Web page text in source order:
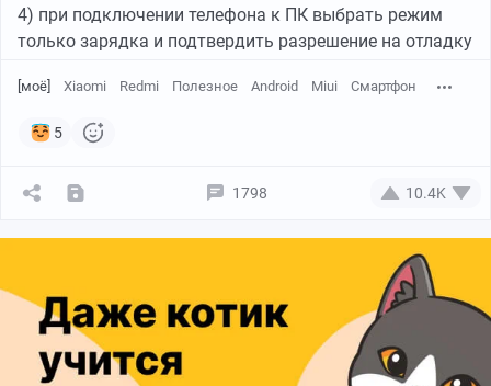
4) при подключении телефона к ПК выбрать режим
только зарядка и подтвердить разрешение на отладку
[моё] Xiaomi Redmi Полезное Android Miui Смартфон
5
1798 10.4K